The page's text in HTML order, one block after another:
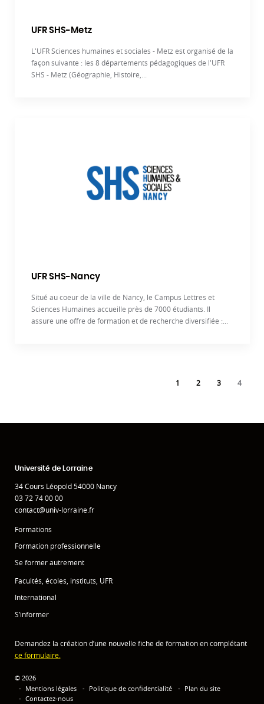
UFR SHS-Metz
L'UFR Sciences humaines et sociales - Metz est organisé de la
façon suivante : les 8 départements pédagogiques de l'UFR
SHS - Metz (Géographie, Histoire,...
UFR SHS-Nancy
Situé au coeur de la ville de Nancy, le Campus Lettres et
Sciences Humaines accueille près de 7000 étudiants. Il
assure une offre de formation et de recherche diversifiée :...
1 2 3 4
Université de Lorraine
34 Cours Léopold 54000 Nancy
03 72 74 00 00
contact@univ-lorraine.fr
Formations
Formation professionnelle
Se former autrement
Facultés, écoles, instituts, UFR
International
S’informer
Demandez la création d’une nouvelle fiche de formation en complétant
ce formulaire.
© 2026
Mentions légales
Politique de confidentialité
Plan du site
Contactez-nous